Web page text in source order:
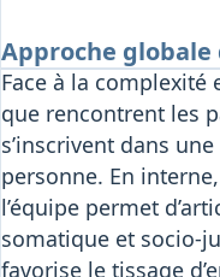
Approche globale
Face à la complexité
que rencontrent les
s’inscrivent dans
personne. En
l’équipe permet
somatique et socio-
favorise le tissage